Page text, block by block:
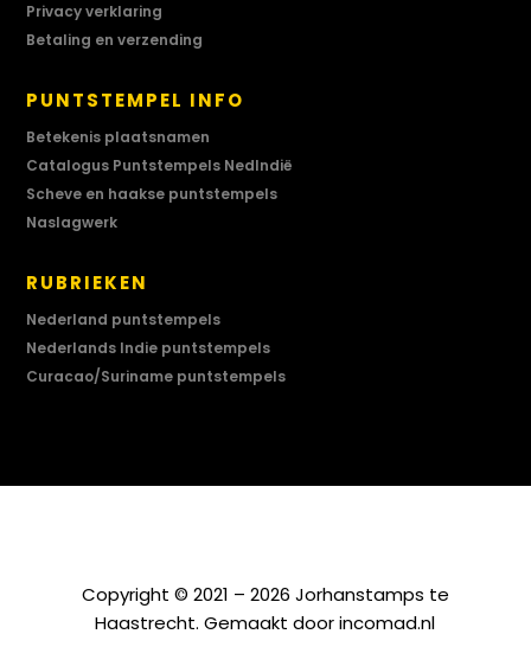
Privacy verklaring
Betaling en verzending
PUNTSTEMPEL INFO
Betekenis plaatsnamen
Catalogus Puntstempels NedIndië
Scheve en haakse puntstempels
Naslagwerk
RUBRIEKEN
Nederland puntstempels
Nederlands Indie puntstempels
Curacao/Suriname puntstempels
Copyright © 2021 – 2026 Jorhanstamps te
Haastrecht. Gemaakt doorincomad.nl